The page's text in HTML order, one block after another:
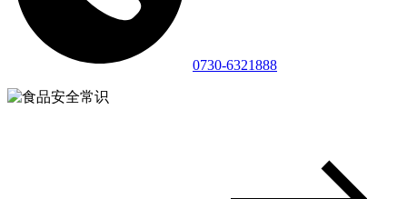
0730-6321888